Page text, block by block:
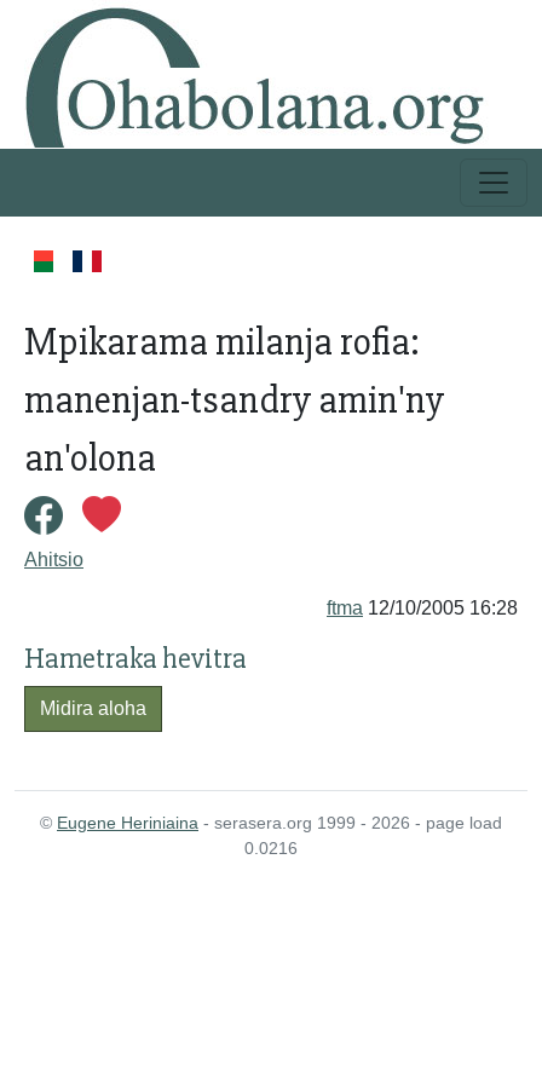
Mpikarama milanja rofia:
manenjan-tsandry amin'ny
an'olona
Ahitsio
ftma 12/10/2005 16:28
Hametraka hevitra
Midira aloha
© Eugene Heriniaina - serasera.org 1999 - 2026 - page load
0.0216